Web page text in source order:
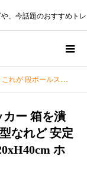
、今話題のおすすめトレ
程 差せば 挟んで倒さず 小型なれど 安定感 収納力が半端ない 約W12xD20xH40cm ホワイト
カー 箱を潰
なれど 安定
ホ